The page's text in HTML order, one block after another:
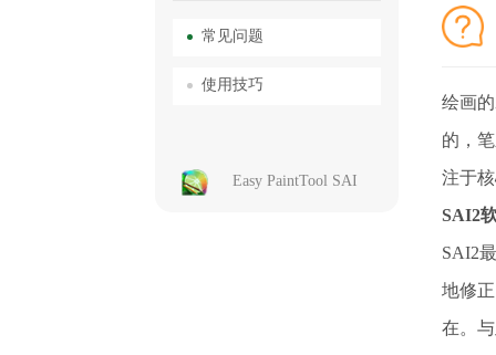
常见问题
使用技巧
Easy PaintTool SAI
绘画
的，
注于
SAI2
SAI2
地修
在。